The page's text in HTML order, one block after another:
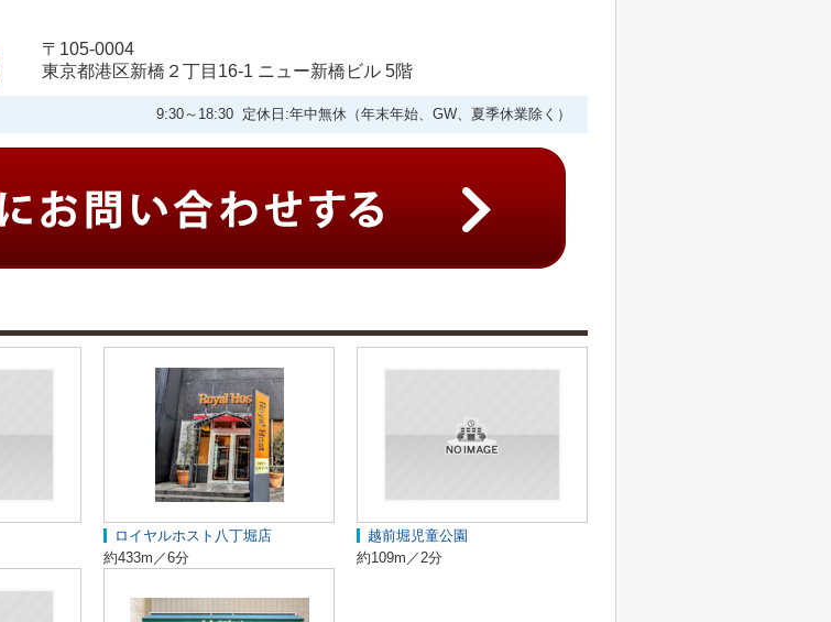
〒105-0004
東京都港区新橋２丁目16-1 ニュー新橋ビル 5階
9:30～18:30 定休日:年中無休（年末年始、GW、夏季休業除く）
ロイヤルホスト八丁堀店
約433m／6分
越前堀児童公園
約109m／2分